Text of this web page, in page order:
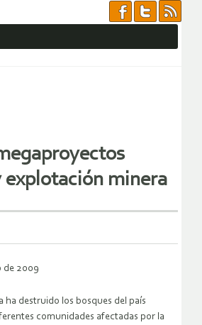
minera
de 2009
ha destruido los bosques del país
comunidades afectadas por la